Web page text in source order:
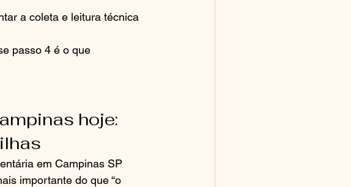
a coleta e leitura técnica
passo 4 é o que
hoje:
em Campinas SP
importante do que “o